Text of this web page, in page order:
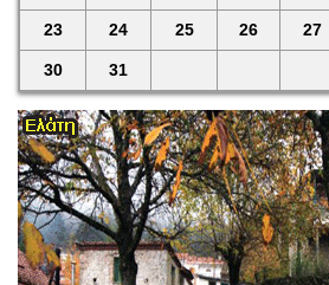
23 24 25 26 27
30 31